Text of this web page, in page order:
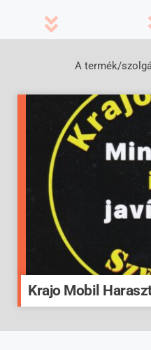
A termék/
Krajo Mobil